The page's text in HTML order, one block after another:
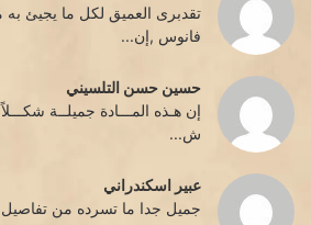
تقدبرى العميق لكل ما يجيئ به
فانوس ,إن...
حسين حسن التلسيني
إن هـذه المـــادة جميلــة
ش...
عبير اسكندراني
جميل جدا ما تسرده من